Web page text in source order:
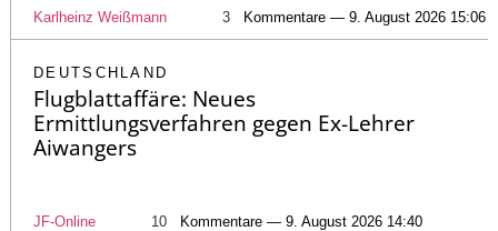
Karlheinz Weißmann 3 Kommentare — 9. August 2026 15:06
DEUTSCHLAND
Flugblattaffäre: Neues
Ermittlungsverfahren gegen Ex-Lehrer
Aiwangers
JF-Online 10 Kommentare — 9. August 2026 14:40